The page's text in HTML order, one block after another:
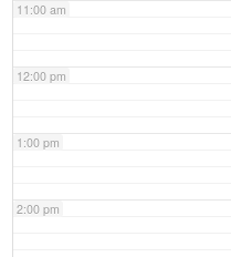
11:00 am
12:00 pm
1:00 pm
2:00 pm